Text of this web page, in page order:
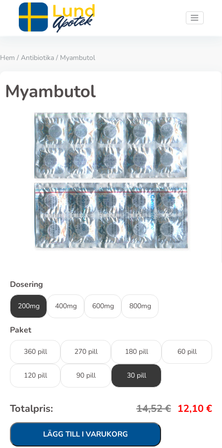
Hem / Antibiotika / Myambutol
Myambutol
Dosering
200mg 400mg 600mg 800mg
Paket
360 pill 270 pill 180 pill 60 pill
120 pill 90 pill 30 pill
Totalpris: 14,52€ 12,10€
LÄGG TILL I VARUKORG